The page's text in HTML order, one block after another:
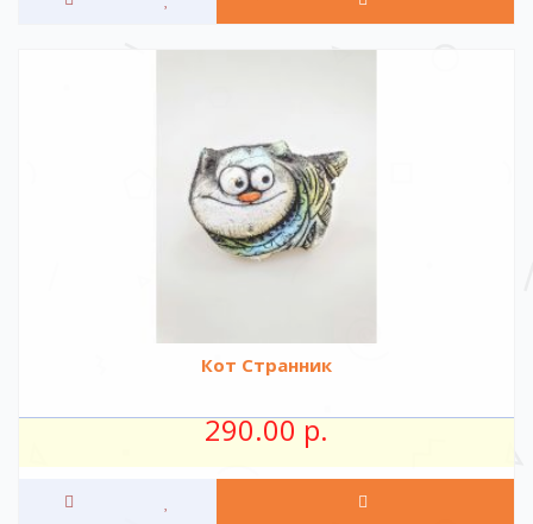
Кот Странник
290.00 р.